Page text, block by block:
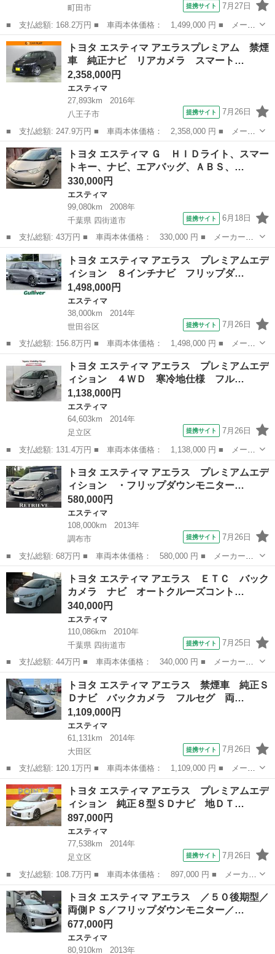
町田市
提携サイト 7月27日
■ 支払総額: 168.2万円 ■ 車両本体価格： 1,499,000 円 ■ メーカ
ー名： トヨタ ■ 車種名： エスティマ ■ グレード名： アエラ
ス プレミアムエディション ４ＷＤ 大型ツインムーンルーフ パ
ノラミッ...
東京 町田市 エスティマ
トヨタ エスティマ アエラスプレミアム 禁煙
車 純正ナビ リアカメラ スマート…
2,358,000円
エスティマ
27,893km
2016年
八王子市
提携サイト 7月26日
■ 支払総額: 247.9万円 ■ 車両本体価格： 2,358,000 円 ■ メーカ
ー名： トヨタ ■ 車種名： エスティマ ■ グレード名： アエラ
スプレミアム 禁煙車 純正ナビ リアカメラ スマートキー パー
キングセ...
東京 八王子市 エスティマ
トヨタ エスティマ Ｇ ＨＩＤライト、スマー
トキー、ナビ、エアバッグ、ＡＢＳ、…
330,000円
エスティマ
99,080km
2008年
千葉県 四街道市
提携サイト 6月18日
■ 支払総額: 43万円 ■ 車両本体価格： 330,000 円 ■ メーカー
名： トヨタ ■ 車種名： エスティマ ■ グレード名： Ｇ ＨＩ
Ｄライト、スマートキー、ナビ、エアバッグ、ＡＢＳ、パワステ、パ
ワーウィンドウ、...
千葉 四街道市 エスティマ
トヨタ エスティマ アエラス プレミアムエデ
ィション ８インチナビ フリップダ…
1,498,000円
エスティマ
38,000km
2014年
世田谷区
提携サイト 7月26日
■ 支払総額: 156.8万円 ■ 車両本体価格： 1,498,000 円 ■ メーカ
ー名： トヨタ ■ 車種名： エスティマ ■ グレード名： アエラ
ス プレミアムエディション ８インチナビ フリップダウン 両側
Ｐスラ ...
東京 世田谷区 エスティマ
トヨタ エスティマ アエラス プレミアムエデ
ィション ４ＷＤ 寒冷地仕様 フル…
1,138,000円
エスティマ
64,603km
2014年
足立区
提携サイト 7月26日
■ 支払総額: 131.4万円 ■ 車両本体価格： 1,138,000 円 ■ メーカ
ー名： トヨタ ■ 車種名： エスティマ ■ グレード名： アエラ
ス プレミアムエディション ４ＷＤ 寒冷地仕様 フルセグテレ
ビ キーレ...
東京 足立区 エスティマ
トヨタ エスティマ アエラス プレミアムエデ
ィション ・フリップダウンモニター…
580,000円
エスティマ
108,000km
2013年
調布市
提携サイト 7月26日
■ 支払総額: 68万円 ■ 車両本体価格： 580,000 円 ■ メーカー
名： トヨタ ■ 車種名： エスティマ ■ グレード名： アエラ
ス プレミアムエディション ・フリップダウンモニター・ドライブ
レコーダー・両側電...
東京 調布市 エスティマ
トヨタ エスティマ アエラス ＥＴＣ バック
カメラ ナビ オートクルーズコント…
340,000円
エスティマ
110,086km
2010年
千葉県 四街道市
提携サイト 7月25日
■ 支払総額: 44万円 ■ 車両本体価格： 340,000 円 ■ メーカー
名： トヨタ ■ 車種名： エスティマ ■ グレード名： アエラ
ス ＥＴＣ バックカメラ ナビ オートクルーズコントロール 両
側電動スライドドア...
千葉 四街道市 エスティマ
トヨタ エスティマ アエラス 禁煙車 純正Ｓ
Ｄナビ バックカメラ フルセグ 両…
1,109,000円
エスティマ
61,131km
2014年
大田区
提携サイト 7月26日
■ 支払総額: 120.1万円 ■ 車両本体価格： 1,109,000 円 ■ メーカ
ー名： トヨタ ■ 車種名： エスティマ ■ グレード名： アエラ
ス 禁煙車 純正ＳＤナビ バックカメラ フルセグ 両側パワース
ライドド...
東京 大田区 エスティマ
トヨタ エスティマ アエラス プレミアムエデ
ィション 純正８型ＳＤナビ 地ＤＴ…
897,000円
エスティマ
77,538km
2014年
足立区
提携サイト 7月26日
■ 支払総額: 108.7万円 ■ 車両本体価格： 897,000 円 ■ メーカー
名： トヨタ ■ 車種名： エスティマ ■ グレード名： アエラ
ス プレミアムエディション 純正８型ＳＤナビ 地ＤＴＶ Ｂカメ
ラ ＣＤ＆Ｄ...
東京 足立区 エスティマ
トヨタ エスティマ アエラス ／５０後期型／
両側ＰＳ／フリップダウンモニター／…
677,000円
エスティマ
80,910km
2013年